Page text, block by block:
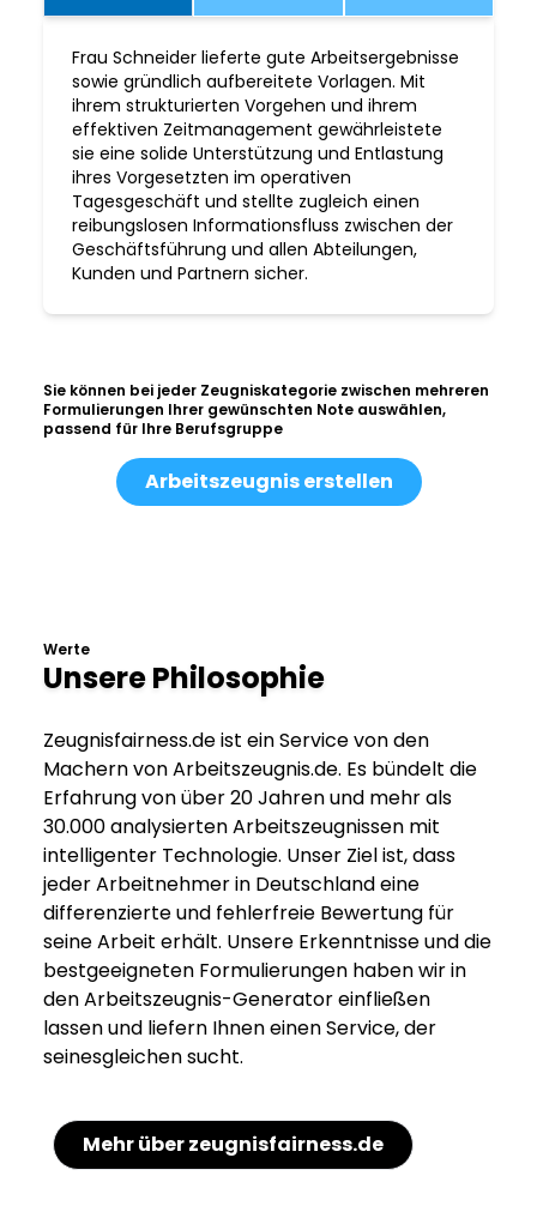
Frau Schneider lieferte gute Arbeitsergebnisse
sowie gründlich aufbereitete Vorlagen. Mit
ihrem strukturierten Vorgehen und ihrem
effektiven Zeitmanagement gewährleistete
sie eine solide Unterstützung und Entlastung
ihres Vorgesetzten im operativen
Tagesgeschäft und stellte zugleich einen
reibungslosen Informationsfluss zwischen der
Geschäftsführung und allen Abteilungen,
Kunden und Partnern sicher.
Sie können bei jeder Zeugniskategorie zwischen mehreren
Formulierungen Ihrer gewünschten Note auswählen,
passend für Ihre Berufsgruppe
Arbeitszeugnis erstellen
Werte
Unsere Philosophie
Zeugnisfairness.de ist ein Service von den
Machern von Arbeitszeugnis.de. Es bündelt die
Erfahrung von über 20 Jahren und mehr als
30.000 analysierten Arbeitszeugnissen mit
intelligenter Technologie. Unser Ziel ist, dass
jeder Arbeitnehmer in Deutschland eine
differenzierte und fehlerfreie Bewertung für
seine Arbeit erhält. Unsere Erkenntnisse und die
bestgeeigneten Formulierungen haben wir in
den Arbeitszeugnis-Generator einfließen
lassen und liefern Ihnen einen Service, der
seinesgleichen sucht.
Mehr über zeugnisfairness.de